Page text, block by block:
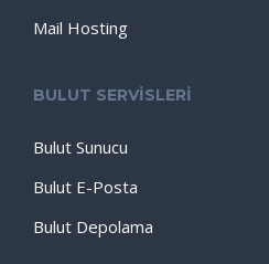
Mail Hosting
BULUT SERVİSLERİ
Bulut Sunucu
Bulut E-Posta
Bulut Depolama